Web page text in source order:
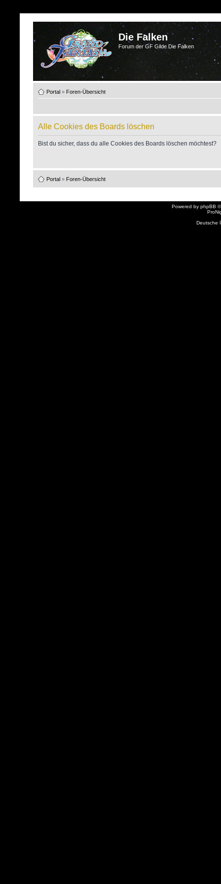
Die Falken
Forum der GF Gilde Die Falken
Portal » Foren-Übersicht
Alle Cookies des Boards löschen
Bist du sicher, dass du alle Cookies des Boards löschen möchtest?
Portal » Foren-Übersicht
Powered by phpBB
Deutsche